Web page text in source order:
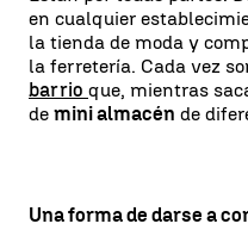
en cualquier
la tienda de moda y
la ferretería. Cada vez
barrio que, mientras
de mini almacén de
Una forma de darse a